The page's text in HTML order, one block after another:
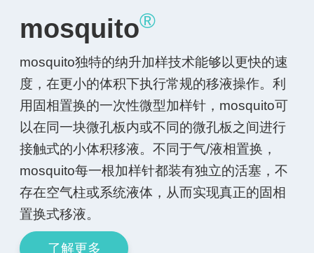
mosquito®
mosquito独特的纳升加样技术能够以更快的速
度，在更小的体积下执行常规的移液操作。利
用固相置换的一次性微型加样针，mosquito可
以在同一块微孔板内或不同的微孔板之间进行
接触式的小体积移液。不同于气/液相置换，
mosquito每一根加样针都装有独立的活塞，不
存在空气柱或系统液体，从而实现真正的固相
置换式移液。
了解更多